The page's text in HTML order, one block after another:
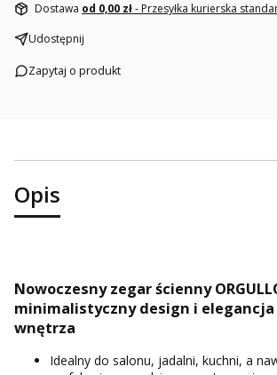
Dostawa od 0,00 zł- Przesyłka kurierska
Udostępnij
Zapytaj o produkt
Opis
Nowoczesny zegar ścienny
minimalistyczny design i elegancja
wnętrza
Idealny do salonu, jadalni, kuchni, a